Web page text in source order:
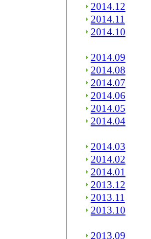
2014.12
2014.11
2014.10
2014.09
2014.08
2014.07
2014.06
2014.05
2014.04
2014.03
2014.02
2014.01
2013.12
2013.11
2013.10
2013.09